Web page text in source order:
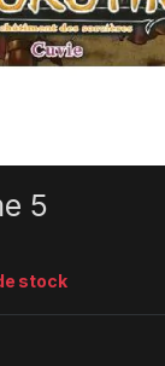
5
stock